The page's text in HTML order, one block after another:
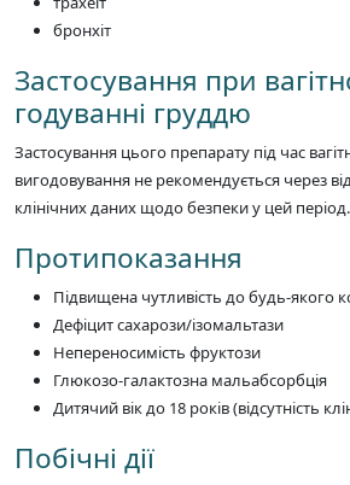
бронхіт
Застосування при
годуванні груддю
Застосування цього препарату під час
вигодовування не рекомендується через
клінічних даних щодо безпеки у цей період.
Протипоказання
Підвищена чутливість до будь-якого
Дефіцит сахарози/ізомальтази
Непереносимість фруктози
Глюкозо-галактозна мальабсорбція
Дитячий вік до 18 років (відсутність
Побічні дії